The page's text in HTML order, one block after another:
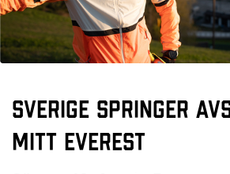
Sverige Springer
Mitt Everest